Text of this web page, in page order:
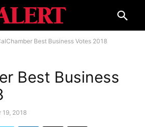
Best Business Votes 2018
Best Business
19, 2018